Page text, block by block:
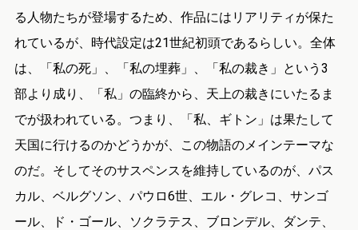
る人物たちが登場するため、作品にはリアリティが保た
れているが、時代設定は21世紀初頭であるらしい。全体
は、「私の死」、「私の埋葬」、「私の裁き」という3
部より成り、「私」の臨終から、天上の裁きにいたるま
でが扱われている。つまり、「私、ギトン」は果たして
天国に行けるのかどうかが、この物語のメインテーマな
のだ。そしてそのサスペンスを維持しているのが、パス
カル、ベルグソン、パウロ6世、エル・グレコ、サンゴ
ール、ド・ゴール、ソクラテス、ブロンデル、ダンテ、